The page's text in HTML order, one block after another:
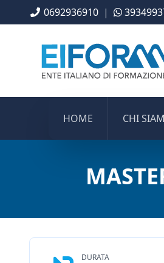
0692936910 |
HOME CHI
DURATA